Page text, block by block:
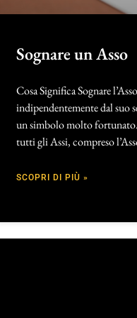
Sognare un Asso
Cosa Significa Sognare
indipendentemente dal suo
un simbolo molto
tutti gli Assi, compreso
SCOPRI DI PIÙ »